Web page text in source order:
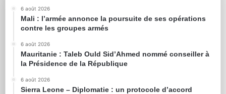
6 août 2026
Mali : l’armée annonce la poursuite de ses opérations
contre les groupes armés
6 août 2026
Mauritanie : Taleb Ould Sid’Ahmed nommé conseiller à
la Présidence de la République
6 août 2026
Sierra Leone – Diplomatie : un protocole d’accord